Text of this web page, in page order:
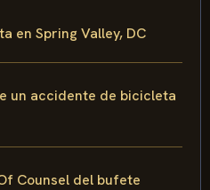
en Spring Valley, DC
un accidente de bicicleta
Counsel del bufete